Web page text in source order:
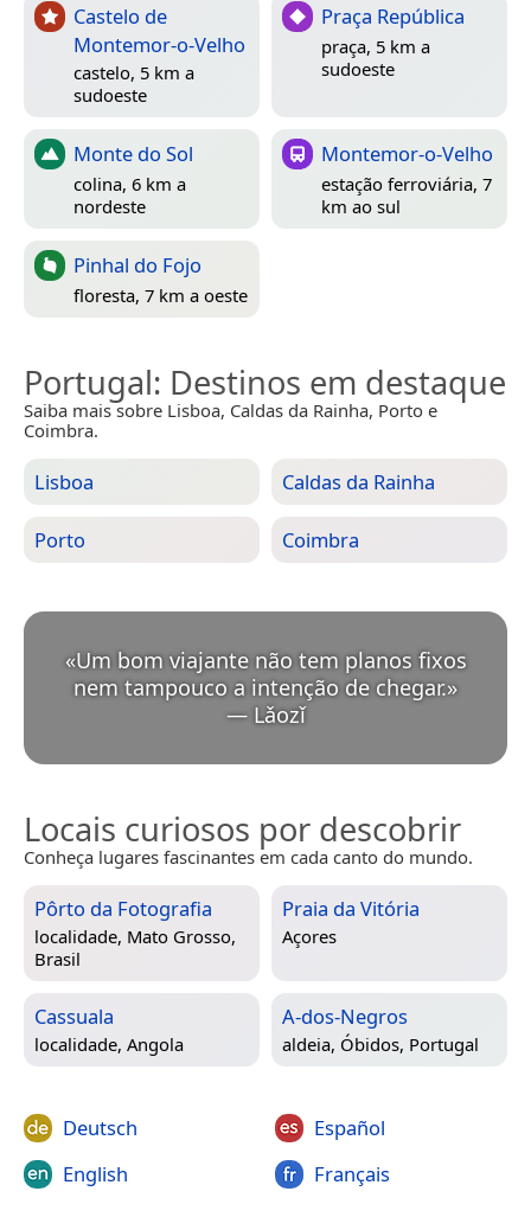
Castelo de
Montemor-o-Velho
castelo, 5 km a
sudoeste
Praça República
praça, 5 km a
sudoeste
Monte do Sol
colina, 6 km a
nordeste
Montemor-o-Velho
estação ferroviária, 7
km ao sul
Pinhal do Fojo
floresta, 7 km a oeste
Portugal: Destinos em destaque
Saiba mais sobre Lisboa, Caldas da Rainha, Porto e
Coimbra.
Lisboa Caldas da Rainha
Porto Coimbra
«Um bom viajante não tem planos fixos
nem tampouco a intenção de chegar.
— Lǎozǐ
Locais curiosos por descobrir
Conheça lugares fascinantes em cada canto do mundo.
Pôrto da Fotografia
localidade, Mato Grosso,
Brasil
Praia da Vitória
Açores
Cassuala
localidade, Angola
A-dos-Negros
aldeia, Óbidos, Portugal
Deutsch
English
Español
Français